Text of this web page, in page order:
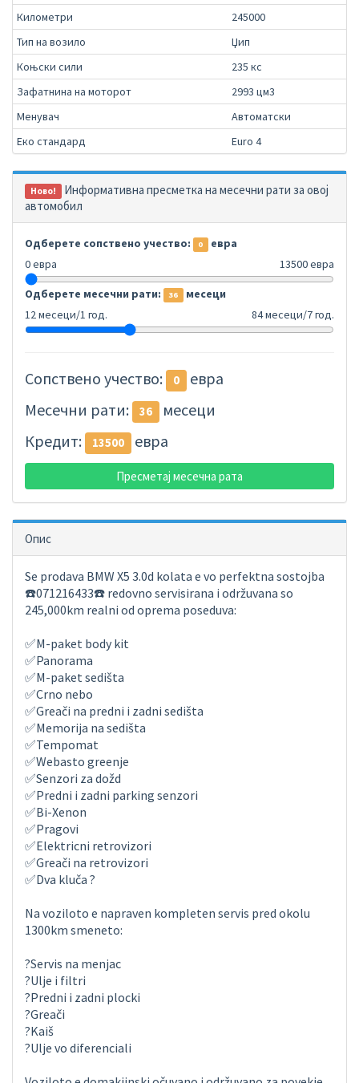
Километри
245000
Тип на возило
Џип
Коњски сили
235 кс
Зафатнина на моторот
2993 цм3
Менувач
Автоматски
Еко стандард
Euro 4
Ново! Информативна пресметка на месечни рати за овој
автомобил
Одберете сопствено учество: 0 евра
0 евра
13500 евра
Одберете месечни рати: 36 месеци
12 месеци/1 год.
84 месеци/7 год.
Сопствено учество: 0
евра
Месечни рати:
36
месеци
Кредит:
13500 евра
Пресметај месечна рата
Опис
Se prodava BMW X5 3.0d kolata e vo perfektna sostojba
☎️071216433☎️ redovno servisirana i održuvana so
245,000km realni od oprema poseduva:
✅M-paket body kit
✅Panorama
✅M-paket sedišta
✅Crno nebo
✅Greači na predni i zadni sedišta
✅Memorija na sedišta
✅Tempomat
✅Webasto greenje
✅Senzori za dožd
✅Predni i zadni parking senzori
✅Bi-Xenon
✅Pragovi
✅Elektricni retrovizori
✅Greači na retrovizori
✅Dva kluča ?
Na voziloto e napraven kompleten servis pred okolu
1300km smeneto:
?Servis na menjac
?Ulje i filtri
?Predni i zadni plocki
?Greači
?Kaiš
?Ulje vo diferenciali